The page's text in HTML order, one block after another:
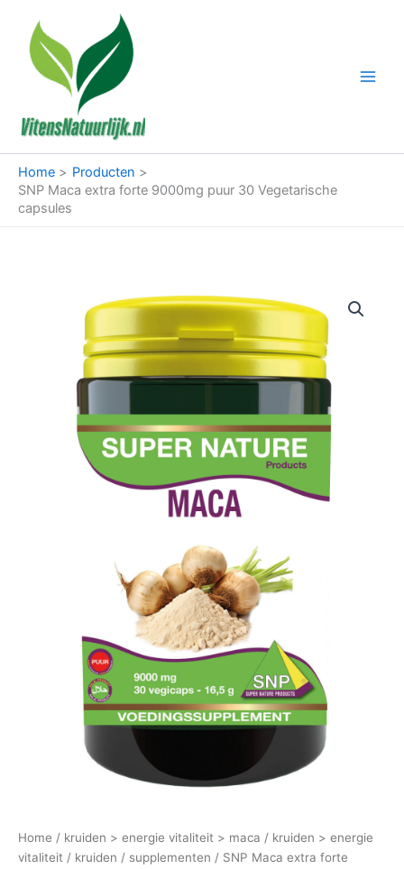
inhoud
Home
Producten
SNP Maca extra forte 9000mg puur 30 Vegetarische
capsules
Home / kruiden > energie vitaliteit > maca / kruiden > energie
vitaliteit / kruiden / supplementen / SNP Maca extra forte